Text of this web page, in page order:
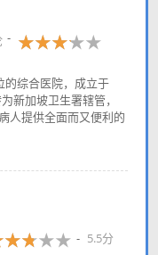
的综合医院，成立于
新加坡卫生署辖管，
人提供全面而又便利的
5.5分